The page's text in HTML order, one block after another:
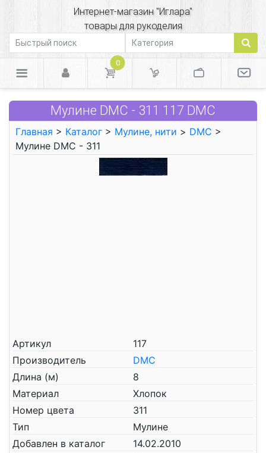
Интернет-магазин "Иглара"
товары для рукоделия
0
Мулине DMC - 311 117 DMC
Главная > Каталог > Мулине, нити > DMC >
Мулине DMC - 311
Артикул
117
Производитель
DMC
Длина (м)
8
Материал
Хлопок
Номер цвета
311
Тип
Мулине
Добавлен в каталог
14.02.2010